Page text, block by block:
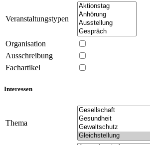
Veranstaltungstypen
Organisation
Ausschreibung
Fachartikel
Interessen
Thema